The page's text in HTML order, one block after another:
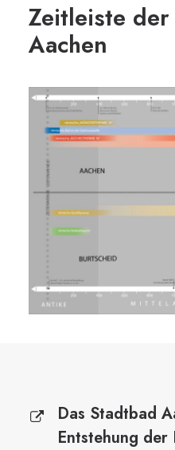
Zeitleiste
Aachen
Das Stadtbad
Entstehung